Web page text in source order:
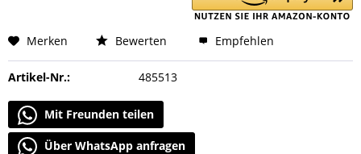
Merken Bewerten Empfehlen
Artikel-Nr.: 485513
Mit Freunden teilen
Über WhatsApp anfragen